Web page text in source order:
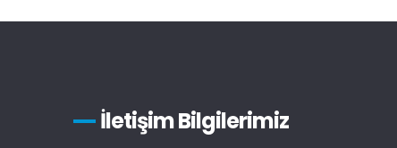
İletişim Bilgilerimiz